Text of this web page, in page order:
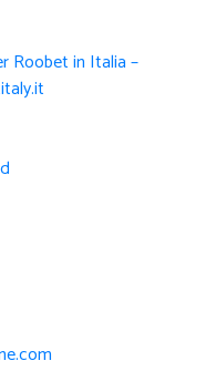
Roobet in Italia –